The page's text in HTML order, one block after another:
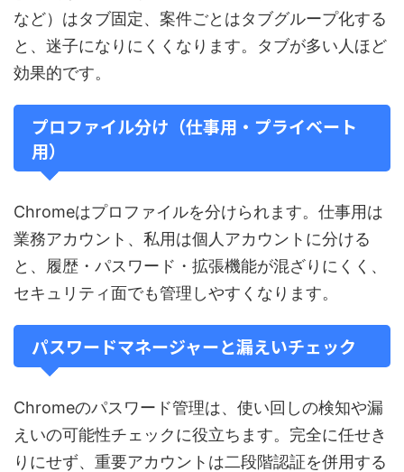
など）はタブ固定、案件ごとはタブグループ化する
と、迷子になりにくくなります。タブが多い人ほど
効果的です。
プロファイル分け（仕事用・プライベート
用）
Chromeはプロファイルを分けられます。仕事用は
業務アカウント、私用は個人アカウントに分ける
と、履歴・パスワード・拡張機能が混ざりにくく、
セキュリティ面でも管理しやすくなります。
パスワードマネージャーと漏えいチェック
Chromeのパスワード管理は、使い回しの検知や漏
えいの可能性チェックに役立ちます。完全に任せき
りにせず、重要アカウントは二段階認証を併用する